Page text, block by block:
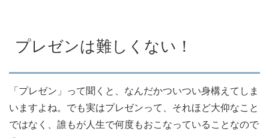
プレゼンは難しくない！
「プレゼン」って聞くと、なんだかついつい身構えてしま
いますよね。でも実はプレゼンって、それほど大仰なこと
ではなく、誰もが人生で何度もおこなっていることなので